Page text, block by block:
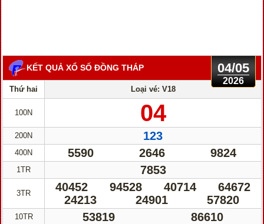
KẾT QUẢ XỔ SỐ ĐỒNG THÁP 04/05
2026
Thứ hai Loại vé: V18
100N 04
200N 123
400N 5590 2646 9824
1TR 7853
3TR 40452 94528 40714
64672
24213
24901 57820
10TR 53819 86610